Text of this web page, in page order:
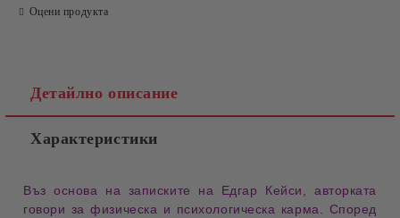
Оцени продукта
Детайлно описание
Характеристики
Въз основа на записките на Едгар Кейси
, авторката
говори зафизическа и психологическа карма
. Според